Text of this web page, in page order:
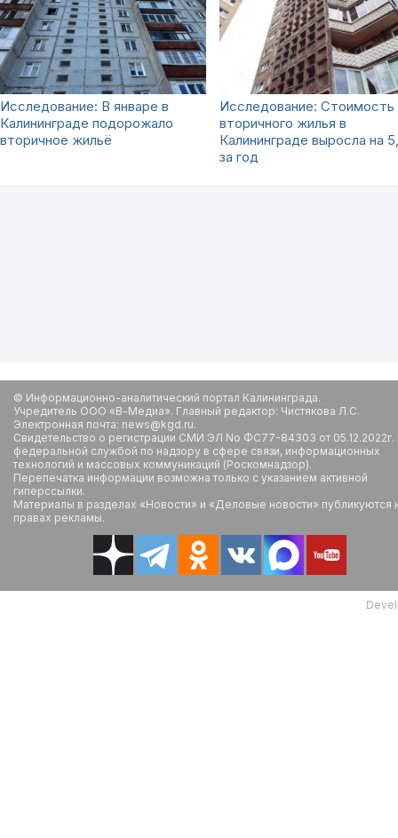
Исследование: В январе в
Калининграде подорожало
вторичное жильё
Исследование: Стоимость
вторичного жилья в
Калининграде выросла на
за год
© Информационно-аналитический портал Калининграда.
Учредитель ООО «В-Медиа». Главный редактор: Чистякова Л.С.
Электронная почта: news@kgd.ru.
Свидетельство о регистрации СМИ ЭЛ No ФС77-84303 от
федеральной службой по надзору в сфере связи, информационных
технологий и массовых коммуникаций (Роскомнадзор).
Перепечатка информации возможна только с указанием активной
гиперссылки.
Материалы в разделах «Новости» и «Деловые новости» публикуются
правах рекламы.